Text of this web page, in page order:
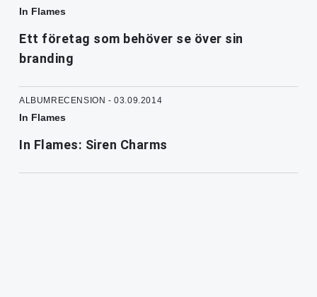
In Flames
Ett företag som behöver se över sin
branding
ALBUMRECENSION - 03.09.2014
In Flames
In Flames: Siren Charms